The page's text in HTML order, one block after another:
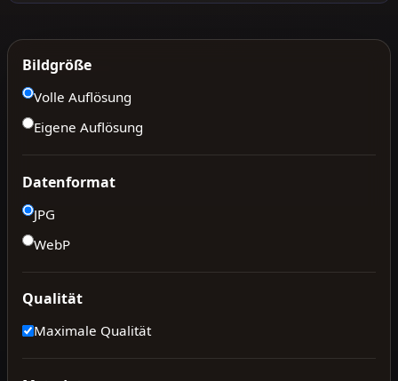
Bildgröße
Volle Auflösung
Eigene Auflösung
Datenformat
JPG
WebP
Qualität
Maximale Qualität